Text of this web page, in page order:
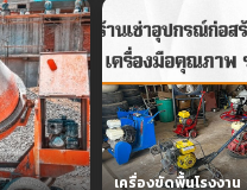
เครื่องขัดพื้นโรงงาน